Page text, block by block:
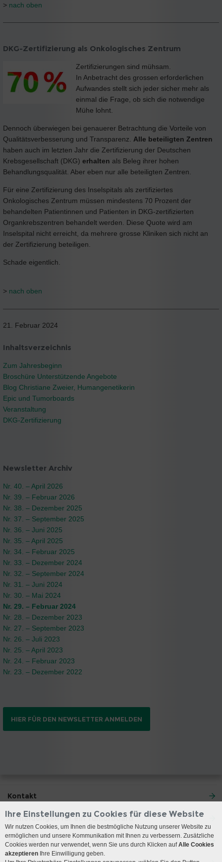
> nach oben
DKG-Zertifizierung als Onkologisches Zentrum
Zertifizierungen sind mühsam.
In Anbetracht des grossen erforderlichen
Aufwandes stellt sich jeder sicher mehr als
einmal die Frage, ob sich die notwendige
Mühe lohnt.
Dennoch überwiegen bei genauerer Betrachtung die Vorteile von
Qualitätsverbesserung und Transparenz. Alle beteiligten Zentren
haben auch im letzten Jahr die Zertifizierung der Deutschen
Krebsgesellschaft (DKG) erhalten als Beleg ihrer hohen
Behandlungsqualität. Aber eben nur alle beteiligten Zentren.
Für eine Zertifizierung des Inselspitals als zertifiziertes
Onkologisches Zentrum müssen mindestens 70 Prozent der
behandelten Patientinnen und Patienten in DKG-zertifizierten
Organkrebszentren behandelt werden. Diese Quote wird am
Inselspital nicht erreicht, da mehrere grosse Kliniken sich nicht an
der Zertifizierung beteiligen.
Schade eigentlich.
> nach oben
21. Februar 2024
Inhaltsverzeichnis
Zum Jahresbeginn
Broschüre Unterstützende Angebote
Blog Christiane Zweier, Humangenetikerin
Epic und Tumorboards
Veranstaltung
DKG-Zertifizierung
Newsletter Archiv
Nr. 40. – April 2026
Nr. 39. – Februar 2026
Nr. 38. – Dezember 2025
Nr. 37. – September 2025
Nr. 36. – Juni 2025
Nr. 35. – April 2025
Nr. 34. – Februar 2025
Nr. 33. – Dezember 2024
Nr. 32. – September 2024
Nr. 31. – Juni 2024
Nr. 30. – Mai 2024
Nr. 29. – Februar 2024
Nr. 28. – Dezember 2023
Nr. 27. – September 2023
Nr. 26. – Juli 2023
Nr. 25. – April 2023
Nr. 24. – Februar 2023
Nr. 23. – Dezember 2022
HIER FÜR DEN NEWSLETTER ANMELDEN
Kontakt
Anmeldungen für ein Tumorboard
Anreise
Ihre Einstellungen zu Cookies für diese Website
Wir nutzen Cookies, um Ihnen die bestmögliche Nutzung unserer Website zu
ermöglichen und unsere Kommunikation mit Ihnen zu verbessern. Zusätzliche
Cookies werden nur verwendet, wenn Sie uns durch Klicken aufAlle Cookies
akzeptieren Ihre Einwilligung geben.